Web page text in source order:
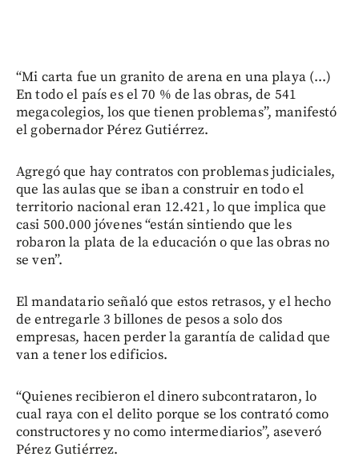
“Mi carta fue un granito de arena en una playa (...)
En todo el país es el 70 % de las obras, de 541
megacolegios, los que tienen problemas”, manifestó
el gobernador Pérez Gutiérrez.
Agregó que hay contratos con problemas judiciales,
que las aulas que se iban a construir en todo el
territorio nacional eran 12.421, lo que implica que
casi 500.000 jóvenes “están sintiendo que les
robaron la plata de la educación o que las obras no
se ven”.
El mandatario señaló que estos retrasos, y el hecho
de entregarle 3 billones de pesos a solo dos
empresas, hacen perder la garantía de calidad que
van a tener los edificios.
“Quienes recibieron el dinero subcontrataron, lo
cual raya con el delito porque se los contrató como
constructores y no como intermediarios”, aseveró
Pérez Gutiérrez.